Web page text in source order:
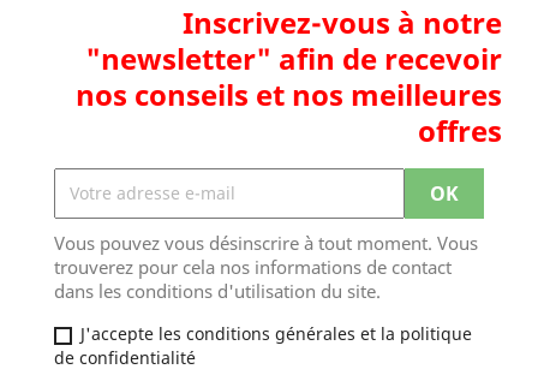
Inscrivez-vous à notre
"newsletter" afin de recevoir
nos conseils et nos meilleures
offres
Vous pouvez vous désinscrire à tout moment. Vous
trouverez pour cela nos informations de contact
dans les conditions d'utilisation du site.
J'accepte les conditions générales et la politique
de confidentialité